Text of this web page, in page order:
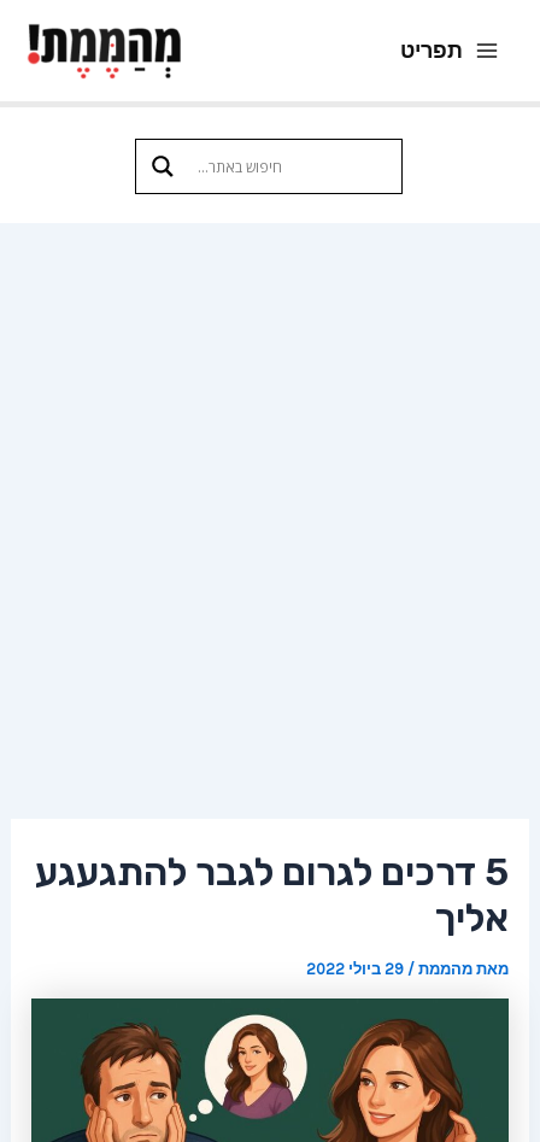
לתוכן
תפריט
5 דרכים לגרום לגבר להתגעגע
אליך
מאתמהממת/29 ביולי 2022